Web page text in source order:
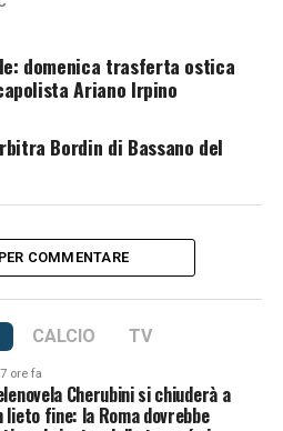
domenica trasferta ostica
Ariano Irpino
Bordin di Bassano del
COMMENTARE
CALCIO TV
7 ore fa
Cherubini si chiuderà a
lieto fine: la Roma dovrebbe